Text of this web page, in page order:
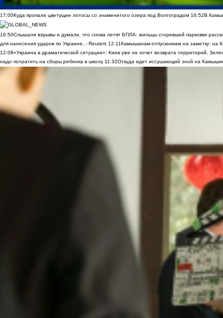
17:00Куда пропали цветущие лотосы со знаменитого озера под Волгоградом 16:52В
16:50Слышали взрывы и думали, что снова летят БПЛА: жильцы сгоревшей парковки
для нанесения ударов по Украине, - Reuters 12:11Камышанам-отпускникам на заметку: на
12:08«Украина в драматической ситуации»: Киев уже не хочет возврата территорий,
надо потратить на сборы ребенка в школу 11:32Откуда идет иссушающий зной на